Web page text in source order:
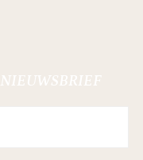
NIEUWSBRIEF